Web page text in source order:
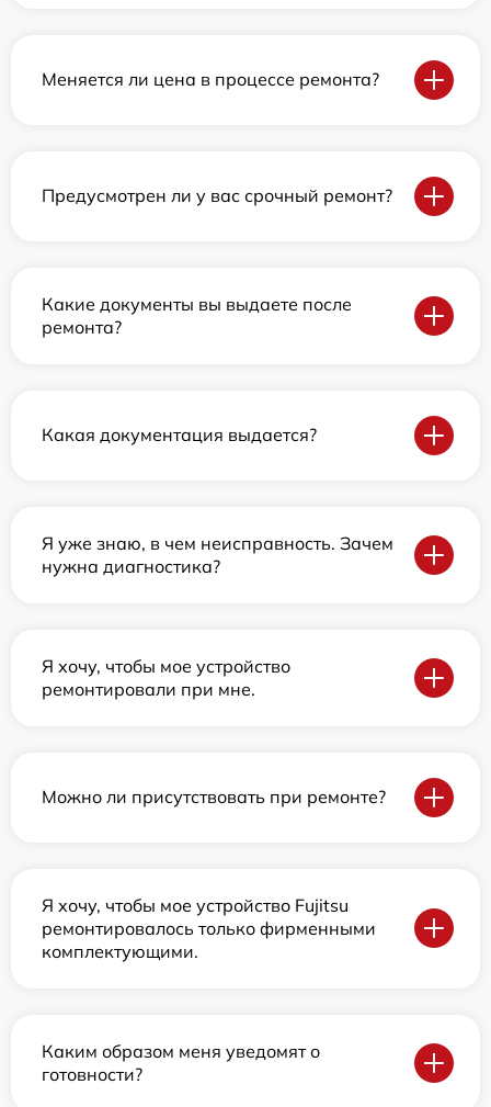
Меняется ли цена в процессе ремонта?
Предусмотрен ли у вас срочный ремонт?
Какие документы вы выдаете после
ремонта?
Какая документация выдается?
Я уже знаю, в чем неисправность. Зачем
нужна диагностика?
Я хочу, чтобы мое устройство
ремонтировали при мне.
Можно ли присутствовать при ремонте?
Я хочу, чтобы мое устройство Fujitsu
ремонтировалось только фирменными
комплектующими.
Каким образом меня уведомят о
готовности?